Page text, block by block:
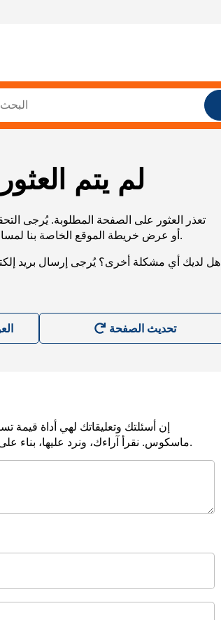
لم يتم
تعذر العثور على الصفحة المطلوبة. يُرجى
URL، أو عرض خريطة الموقع الخاصة بنا لمساعدتك في العثور على ما تريد.
هل لديك أي مشكلة أخرى؟ يُرجى إرسال بريد
إن أسئلتك وتعليقاتك لهي أداة قيمة
ماسكوس. نقرأ آراءك، ونرد عليها، بناء على طلبكم في أسرع وقت ممكن.